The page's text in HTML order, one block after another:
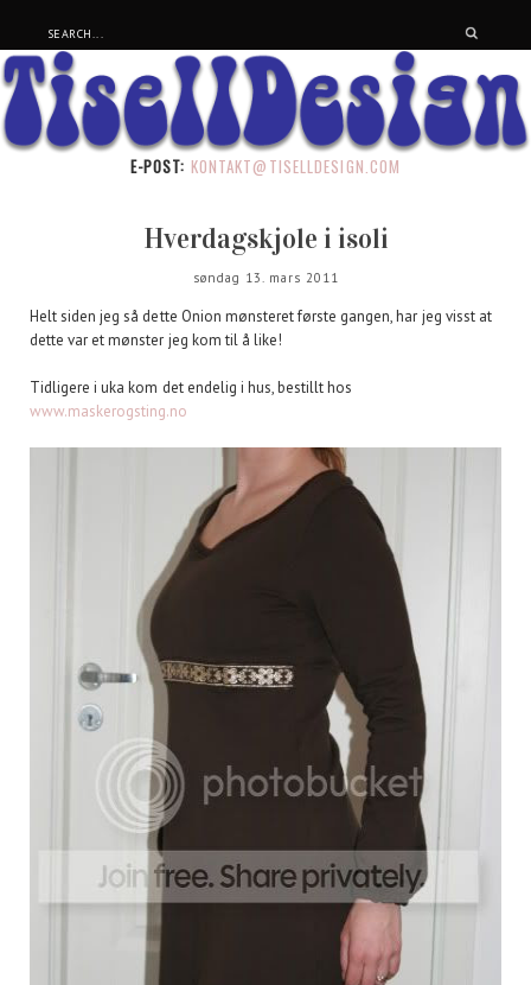
E-POST: KONTAKT@TISELLDESIGN.COM
Hverdagskjole i isoli
søndag 13. mars 2011
Helt siden jeg så dette Onion mønsteret første gangen, har jeg visst at
dette var et mønster jeg kom til å like!
Tidligere i uka kom det endelig i hus, bestillt hos
www.maskerogsting.no